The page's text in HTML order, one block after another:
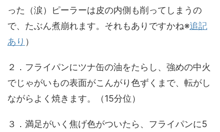
った（涙）ピーラーは皮の内側も削ってしまうの
で、たぶん煮崩れます。それもありですかね※追記
あり ）
２．フライパンにツナ缶の油をたらし、強めの中火
でじゃがいもの表面がこんがり色ずくまで、転がし
ながらよく焼きます。（15分位）
３．満足がいく焦げ色がついたら、フライパンに5